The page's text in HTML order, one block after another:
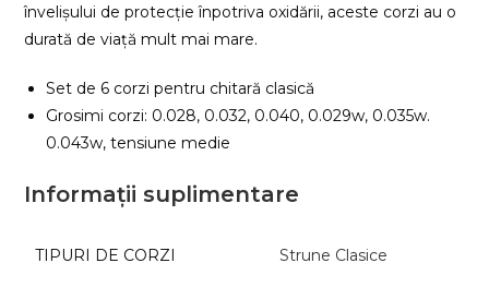
învelișului de protecție înpotriva oxidării, aceste corzi au o
durată de viață mult mai mare.
Set de 6 corzi pentru chitară clasică
Grosimi corzi: 0.028, 0.032, 0.040, 0.029w, 0.035w.
0.043w, tensiune medie
Informații suplimentare
TIPURI DE CORZI Strune Clasice